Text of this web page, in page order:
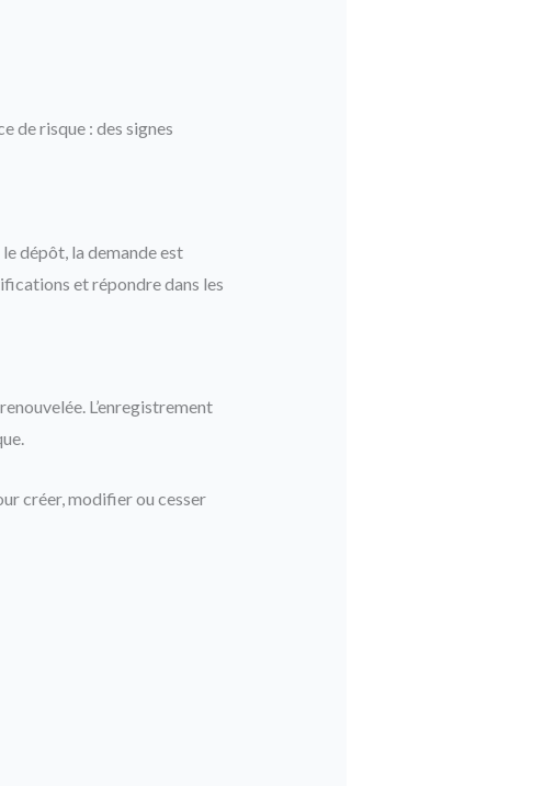
de risque : des signes
dépôt, la demande est
et répondre dans les
L’enregistrement
créer, modifier ou cesser